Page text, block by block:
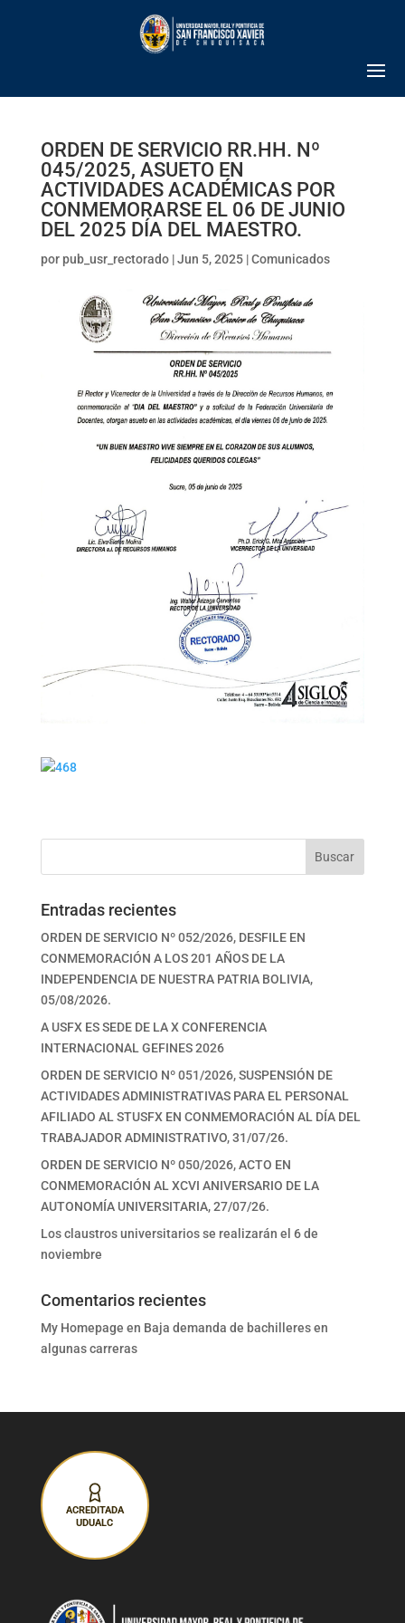
ORDEN DE SERVICIO RR.HH. Nº
045/2025, ASUETO EN
ACTIVIDADES ACADÉMICAS POR
CONMEMORARSE EL 06 DE JUNIO
DEL 2025 DÍA DEL MAESTRO.
por pub_usr_rectorado|Jun 5, 2025|Comunicados
Buscar
Entradas recientes
ORDEN DE SERVICIO Nº 052/2026, DESFILE EN
CONMEMORACIÓN A LOS 201 AÑOS DE LA
INDEPENDENCIA DE NUESTRA PATRIA BOLIVIA,
05/08/2026.
A USFX ES SEDE DE LA X CONFERENCIA
INTERNACIONAL GEFINES 2026
ORDEN DE SERVICIO Nº 051/2026, SUSPENSIÓN DE
ACTIVIDADES ADMINISTRATIVAS PARA EL PERSONAL
AFILIADO AL STUSFX EN CONMEMORACIÓN AL DÍA DEL
TRABAJADOR ADMINISTRATIVO, 31/07/26.
ORDEN DE SERVICIO Nº 050/2026, ACTO EN
CONMEMORACIÓN AL XCVI ANIVERSARIO DE LA
AUTONOMÍA UNIVERSITARIA, 27/07/26.
Los claustros universitarios se realizarán el 6 de
noviembre
Comentarios recientes
My Homepage en Baja demanda de bachilleres en
algunas carreras
ACREDITADA
UDUALC